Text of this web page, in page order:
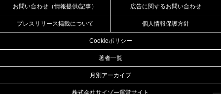
お問い合わせ（情報提供/記事） 広告に関するお問い合わせ
プレスリリース掲載について 個人情報保護方針
Cookieポリシー
著者一覧
月別アーカイブ
株式会社サイゾー運営サイト